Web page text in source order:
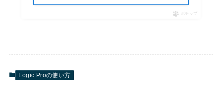
ポチップ
Logic Proの使い方